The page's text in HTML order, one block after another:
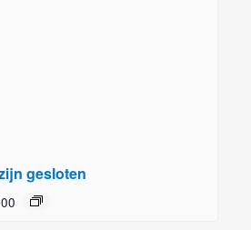
gesloten